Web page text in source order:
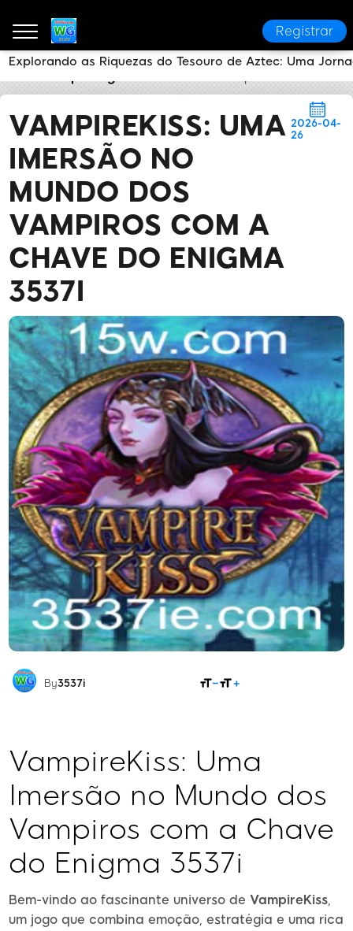
Registrar
VAMPIREKISS: UMA
IMERSÃO NO
MUNDO DOS
VAMPIROS COM A
CHAVE DO ENIGMA
3537I
2026-04-
26
By3537i
VampireKiss: Uma
Imersão no Mundo dos
Vampiros com a Chave
do Enigma 3537i
Bem-vindo ao fascinante universo de VampireKiss,
um jogo que combina emoção, estratégia e uma rica
Explorando as Riquezas do Tesouro de Aztec: Uma